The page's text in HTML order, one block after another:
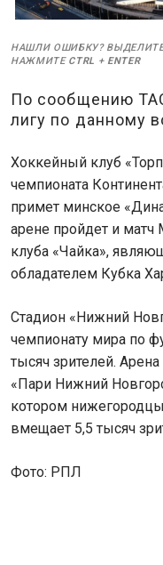
НАШЛИ ОШИБКУ?
НАЖМИТЕ CTRL + ENTER
По сообщению
лигу по данному
Хоккейный клуб
чемпионата
примет минское
арене пройдет и
клуба «Чайка»,
обладателем Кубка
Стадион «Нижний
чемпионату мира по
тысяч зрителей.
«Пари Нижний
котором
вмещает 5,5 тысяч
Фото: РПЛ